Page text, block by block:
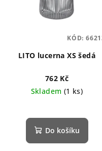
LITO lucerna XS šedá
762 Kč
Skladem (1 ks)
Do košíku
KÓD: